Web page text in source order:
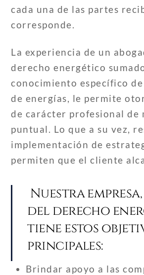
cada una de las partes
corresponde.
La experiencia de un
derecho energético
conocimiento específico
de energías, le permite
de carácter profesional de
puntual. Lo que a su vez,
implementación de
permiten que el cliente
Nuestra
del derecho
tiene estos
principales:
Brindar apoyo a las